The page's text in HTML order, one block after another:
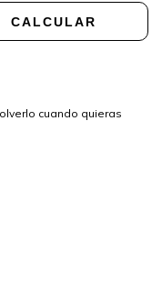
CALCULAR
cuando quieras